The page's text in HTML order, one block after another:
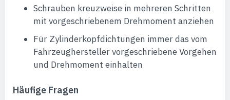
Schrauben kreuzweise in mehreren Schritten
mit vorgeschriebenem Drehmoment anziehen
Für Zylinderkopfdichtungen immer das vom
Fahrzeughersteller vorgeschriebene Vorgehen
und Drehmoment einhalten
Häufige Fragen